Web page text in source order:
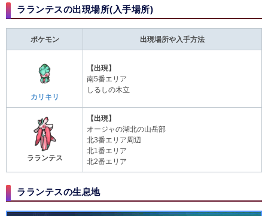
ラランテスの出現場所(入手場所)
ポケモン 出現場所や入手方法
カリキリ
【出現】
南5番エリア
しるしの木立
ラランテス
【出現】
オージャの湖北の山岳部
北3番エリア周辺
北1番エリア
北2番エリア
ラランテスの生息地